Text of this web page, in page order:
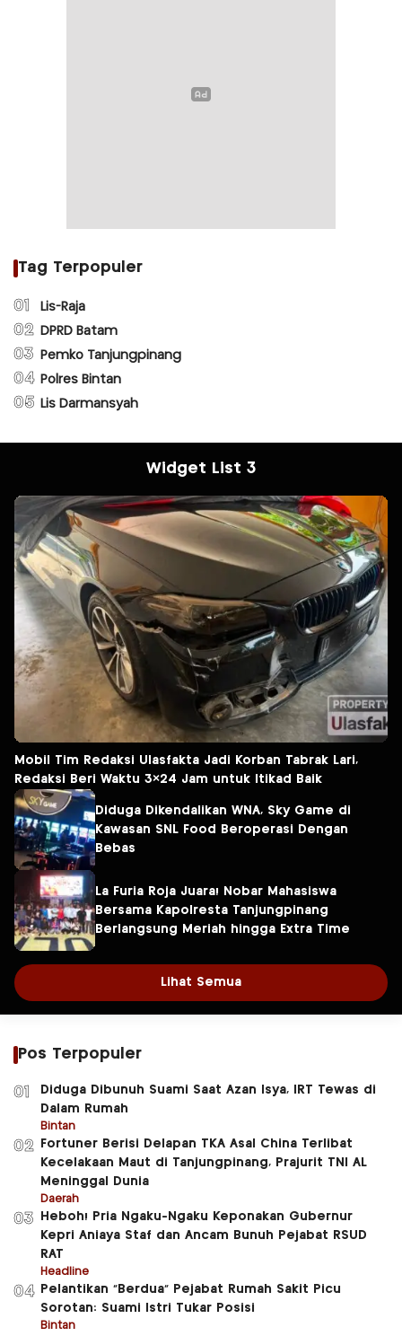
Tag Terpopuler
01 Lis-Raja
02 DPRD Batam
03 Pemko Tanjungpinang
04 Polres Bintan
05 Lis Darmansyah
Widget List 3
Mobil Tim Redaksi Ulasfakta Jadi Korban Tabrak Lari,
Redaksi Beri Waktu 3×24 Jam untuk Itikad Baik
Diduga Dikendalikan WNA, Sky Game di
Kawasan SNL Food Beroperasi Dengan
Bebas
La Furia Roja Juara! Nobar Mahasiswa
Bersama Kapolresta Tanjungpinang
Berlangsung Meriah hingga Extra Time
Lihat Semua
Pos Terpopuler
01
Diduga Dibunuh Suami Saat Azan Isya, IRT Tewas di
Dalam Rumah
Bintan
02
Fortuner Berisi Delapan TKA Asal China Terlibat
Kecelakaan Maut di Tanjungpinang, Prajurit TNI AL
Meninggal Dunia
Daerah
03
Heboh! Pria Ngaku-Ngaku Keponakan Gubernur
Kepri Aniaya Staf dan Ancam Bunuh Pejabat RSUD
RAT
Headline
04
Pelantikan “Berdua” Pejabat Rumah Sakit Picu
Sorotan: Suami Istri Tukar Posisi
Bintan